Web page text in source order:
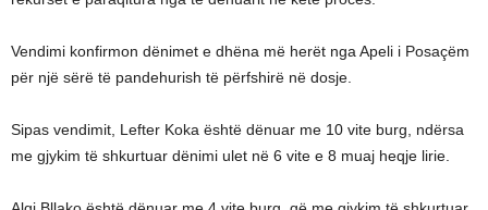
Vendimi konfirmon dënimet e dhëna më herët nga Apeli i Posaçëm
për një sërë të pandehurish të përfshirë në dosje.
Sipas vendimit, Lefter Koka është dënuar me 10 vite burg, ndërsa
me gjykim të shkurtuar dënimi ulet në 6 vite e 8 muaj heqje lirie.